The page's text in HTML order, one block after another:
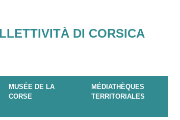
DI CORSICA
MUSÉE DE LA
CORSE
MÉDIATHÈQUES
TERRITORIALES